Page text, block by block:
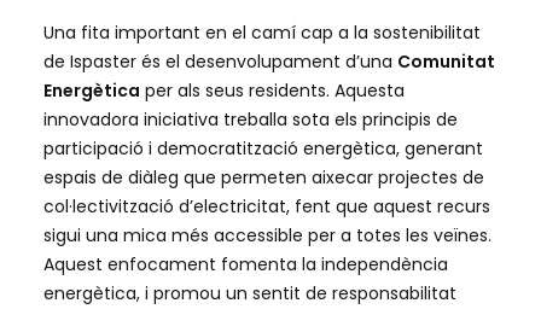
Una fita important en el camí cap a la sostenibilitat
de Ispaster és el desenvolupament d’una Comunitat
Energètica per als seus residents. Aquesta
innovadora iniciativa treballa sota els principis de
participació i democratització energètica, generant
espais de diàleg que permeten aixecar projectes de
col·lectivització d’electricitat, fent que aquest recurs
sigui una mica més accessible per a totes les veïnes.
Aquest enfocament fomenta la independència
energètica, i promou un sentit de responsabilitat